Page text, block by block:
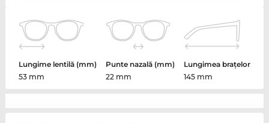
Lungime lentilă (mm)
53 mm
Punte nazală (mm)
22 mm
Lungimea brațelor
145 mm